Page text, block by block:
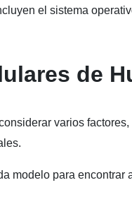
el sistema
de
varios
modelo para encontrar